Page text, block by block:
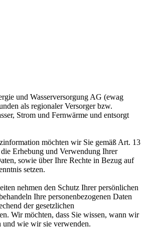
und Wasserversorgung AG (ewag
als regionaler Versorger bzw.
Strom und Fernwärme und entsorgt
möchten wir Sie gemäß Art. 13
Erhebung und Verwendung Ihrer
sowie über Ihre Rechte in Bezug auf
setzen.
nehmen den Schutz Ihrer persönlichen
Ihre personenbezogenen Daten
der gesetzlichen
Wir möchten, dass Sie wissen, wann wir
und wie wir sie verwenden.